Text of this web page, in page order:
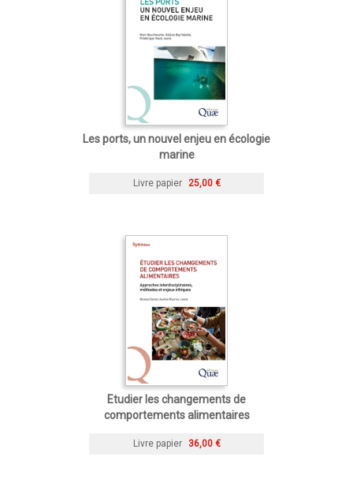
Les ports, un nouvel enjeu en écologie
marine
Livre papier 25,00 €
Etudier les changements de
comportements alimentaires
Livre papier 36,00 €